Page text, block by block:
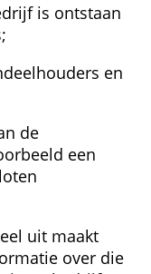
is ontstaan
en
de
een
uit maakt
over die